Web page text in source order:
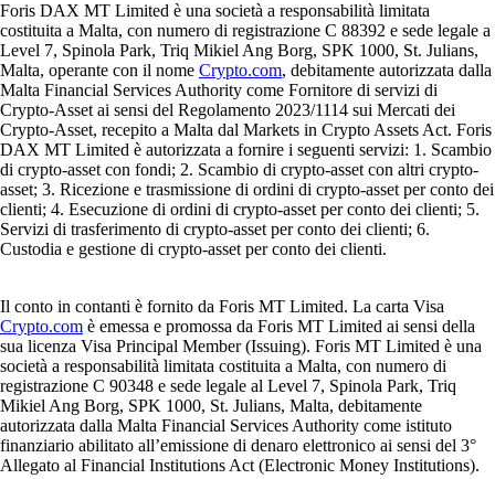
Foris DAX MT Limited è una società a responsabilità limitata
costituita a Malta, con numero di registrazione C 88392 e sede legale a
Level 7, Spinola Park, Triq Mikiel Ang Borg, SPK 1000, St. Julians,
Malta, operante con il nome Crypto.com, debitamente autorizzata dalla
Malta Financial Services Authority come Fornitore di servizi di
Crypto-Asset ai sensi del Regolamento 2023/1114 sui Mercati dei
Crypto-Asset, recepito a Malta dal Markets in Crypto Assets Act. Foris
DAX MT Limited è autorizzata a fornire i seguenti servizi: 1. Scambio
di crypto-asset con fondi; 2. Scambio di crypto-asset con altri crypto-
asset; 3. Ricezione e trasmissione di ordini di crypto-asset per conto dei
clienti; 4. Esecuzione di ordini di crypto-asset per conto dei clienti; 5.
Servizi di trasferimento di crypto-asset per conto dei clienti; 6.
Custodia e gestione di crypto-asset per conto dei clienti.
Il conto in contanti è fornito da Foris MT Limited. La carta Visa
Crypto.com è emessa e promossa da Foris MT Limited ai sensi della
sua licenza Visa Principal Member (Issuing). Foris MT Limited è una
società a responsabilità limitata costituita a Malta, con numero di
registrazione C 90348 e sede legale al Level 7, Spinola Park, Triq
Mikiel Ang Borg, SPK 1000, St. Julians, Malta, debitamente
autorizzata dalla Malta Financial Services Authority come istituto
finanziario abilitato all’emissione di denaro elettronico ai sensi del 3°
Allegato al Financial Institutions Act (Electronic Money Institutions).